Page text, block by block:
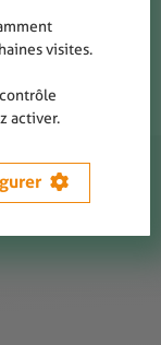
visites.
activer.